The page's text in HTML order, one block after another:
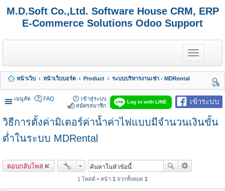
M.D.Soft Co.,Ltd. Software House CRM, ERP
E-Commerce Solutions Odoo Support
T
o
g
e
n
a
i
g
หน้าเว็บ หน้าเว็บบอร์ด Product
ระบบบริหารงานเช่า - MDRental
นห
า
เมนูลัด
เข้าระบบ
Log in with LINE
FAQ
เข้าสู่ระบบ
สมัครสมาชิก
วิธีการตั้งค่ามิเตอร์ค่าน้ำค่าไฟแบบมีจำนวนเงินขั้น
ต่ำในระบบ MDRental
ตอบกลับโพส
1 โพสต์ • หน้า 1 จากทั้งหมด 1